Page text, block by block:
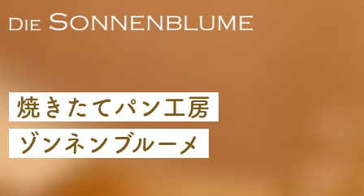
焼きたてパン工房
ゾンネンブルーメ